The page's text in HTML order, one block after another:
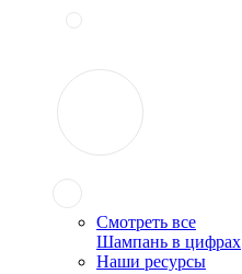
Смотреть все
Шампань в цифрах
Наши ресурсы